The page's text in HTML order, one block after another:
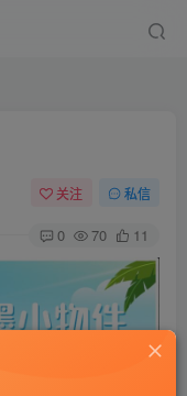
关注 私信
0 70 11